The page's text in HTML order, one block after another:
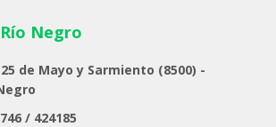
Negro
de Mayo y Sarmiento (8500) -
/ 424185